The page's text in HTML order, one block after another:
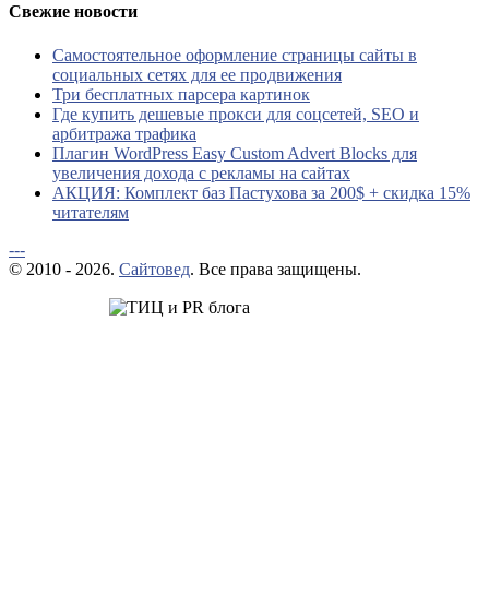
Свежие новости
Самостоятельное оформление страницы сайты в
социальных сетях для ее продвижения
Три бесплатных парсера картинок
Где купить дешевые прокси для соцсетей, SEO и
арбитража трафика
Плагин WordPress Easy Custom Advert Blocks для
увеличения дохода с рекламы на сайтах
АКЦИЯ: Комплект баз Пастухова за 200$ + скидка 15%
читателям
---
© 2010 - 2026. Сайтовед. Все права защищены.